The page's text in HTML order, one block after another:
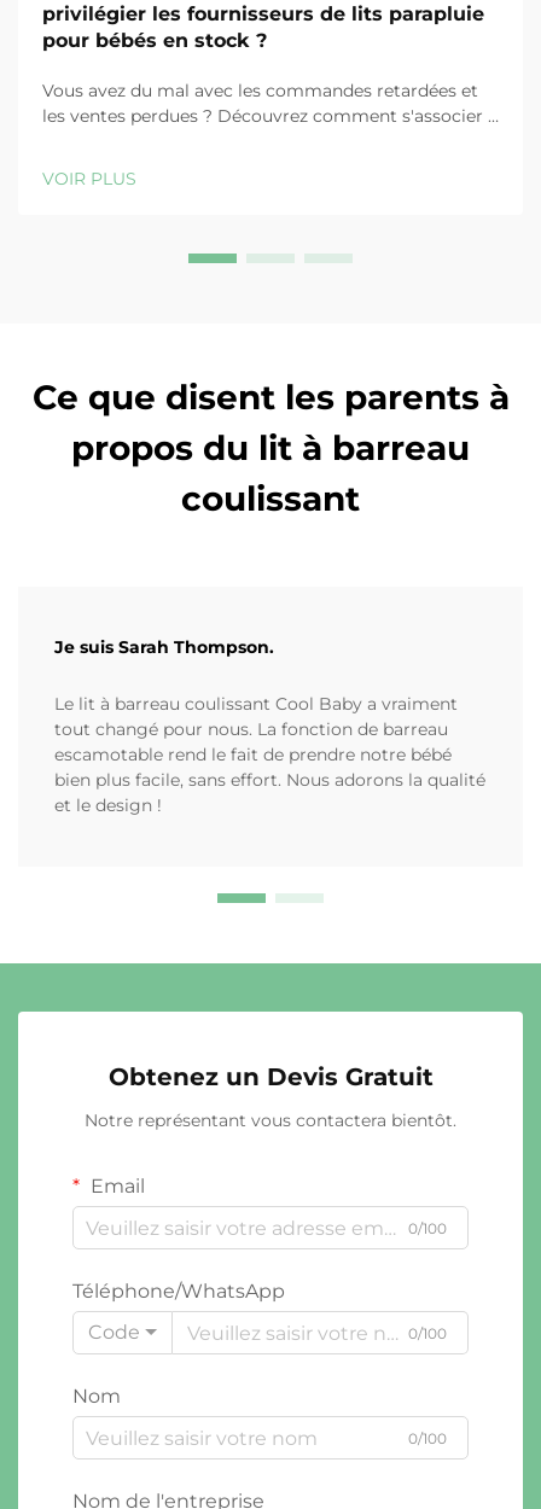
privilégier les fournisseurs de lits parapluie
pour bébés en stock ?
Vous avez du mal avec les commandes retardées et
les ventes perdues ? Découvrez comment s'associer à
fidélisation de la clientèle. En savoir plus dès
VOIR PLUS
Ce que disent les parents à
propos du lit à barreau
coulissant
Je suis Sarah Thompson.
Le lit à barreau coulissant Cool Baby a vraiment
tout changé pour nous. La fonction de barreau
escamotable rend le fait de prendre notre bébé
bien plus facile, sans effort. Nous adorons la qualité
et le design !
Obtenez un Devis Gratuit
Notre représentant vous contactera bientôt.
Email
0/100
Téléphone/WhatsApp
Code
0/100
Nom
0/100
Nom de l'entreprise